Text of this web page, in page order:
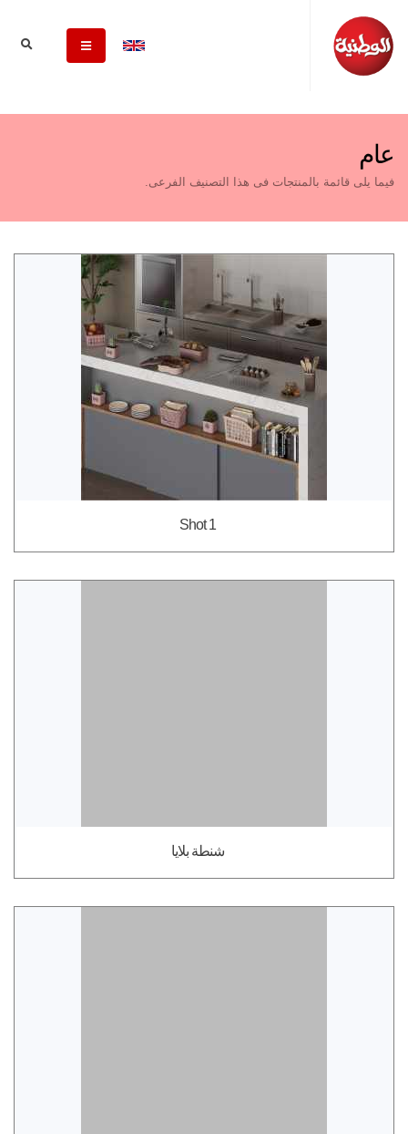
عام
فيما يلى قائمة بالمنتجات فى هذا التصنيف الفرعى.
Shot 1
شنطة بلايا